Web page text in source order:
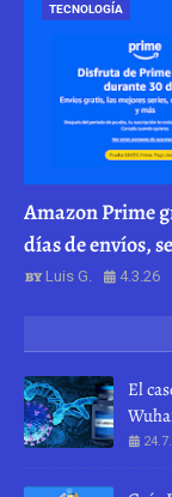
TECNOLOGÍA
Amazon Prime
días de envíos,
Luis G. 4.3.26
El